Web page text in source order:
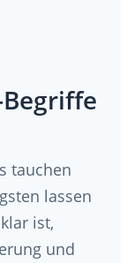
tauchen
lassen
ist,
und